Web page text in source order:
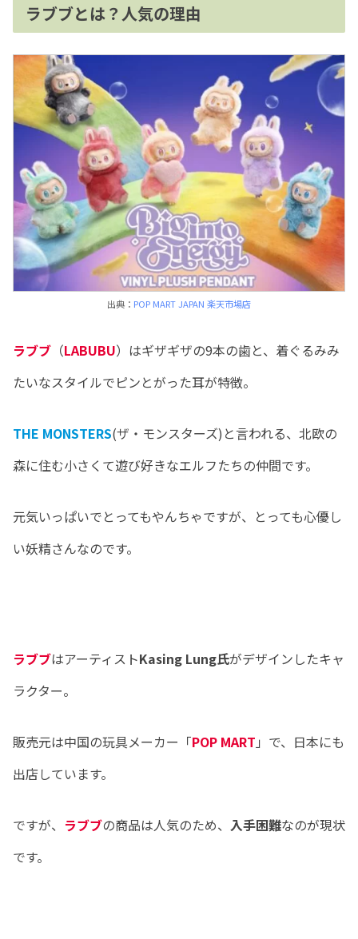
ラブブとは？人気の理由
出典： POP MART JAPAN 楽天市場店
ラブブ （LABUBU）はギザギザの9本の歯と、着ぐるみみ
たいなスタイルでピンとがった耳が特徴。
THE MONSTERS(ザ・モンスターズ)と言われる、北欧の
森に住む小さくて遊び好きなエルフたちの仲間です。
元気いっぱいでとってもやんちゃですが、とっても心優し
い妖精さんなのです。
ラブブはアーティストKasing Lung氏がデザインしたキャ
ラクター。
販売元は中国の玩具メーカー「POP MART 」で、日本にも
出店しています。
ですが、 ラブブの商品は人気のため、 入手困難なのが現状
です。